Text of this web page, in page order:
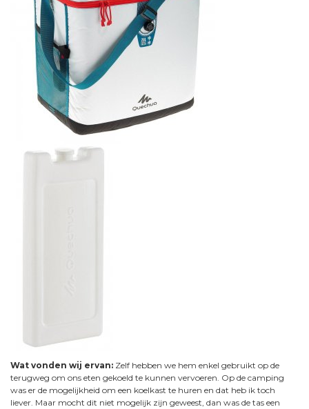
Wat vonden wij ervan: Zelf hebben we hem enkel gebruikt op de
terugweg om ons eten gekoeld te kunnen vervoeren. Op de camping
was er de mogelijkheid om een koelkast te huren en dat heb ik toch
liever. Maar mocht dit niet mogelijk zijn geweest, dan was de tas een